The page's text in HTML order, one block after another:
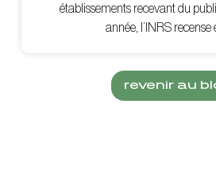
établissements recevant du
année, l’INRS recense
revenir au